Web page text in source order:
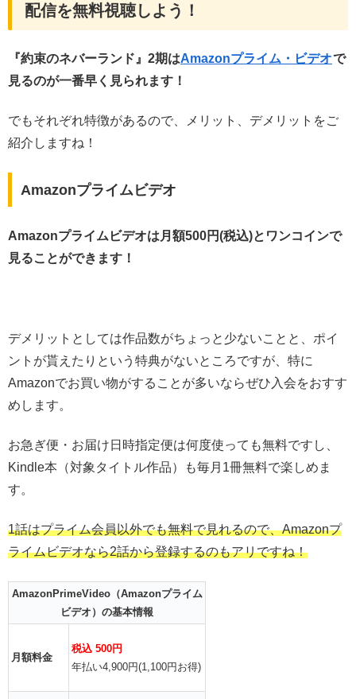
配信を無料視聴しよう！
『約束のネバーランド』2期はAmazonプライム・ビデオで
見るのが一番早く見られます！
でもそれぞれ特徴があるので、メリット、デメリットをご
紹介しますね！
Amazonプライムビデオ
Amazonプライムビデオは月額500円(税込)とワンコインで
見ることができます！
デメリットとしては作品数がちょっと少ないことと、ポイ
ントが貰えたりという特典がないところですが、特に
Amazonでお買い物がすることが多いならぜひ入会をおすす
めします。
お急ぎ便・お届け日時指定便は何度使っても無料ですし、
Kindle本（対象タイトル作品）も毎月1冊無料で楽しめま
す。
1話はプライム会員以外でも無料で見れるので、Amazonプ
ライムビデオなら2話から登録するのもアリですね！
AmazonPrimeVideo（Amazonプライム
ビデオ）の基本情報
月額料金
税込 500円
年払い4,900円(1,100円お得)